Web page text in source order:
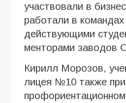
участвовали в
работали в командах
действующими
менторами заводов
Кирилл Морозов,
лицея №10 также